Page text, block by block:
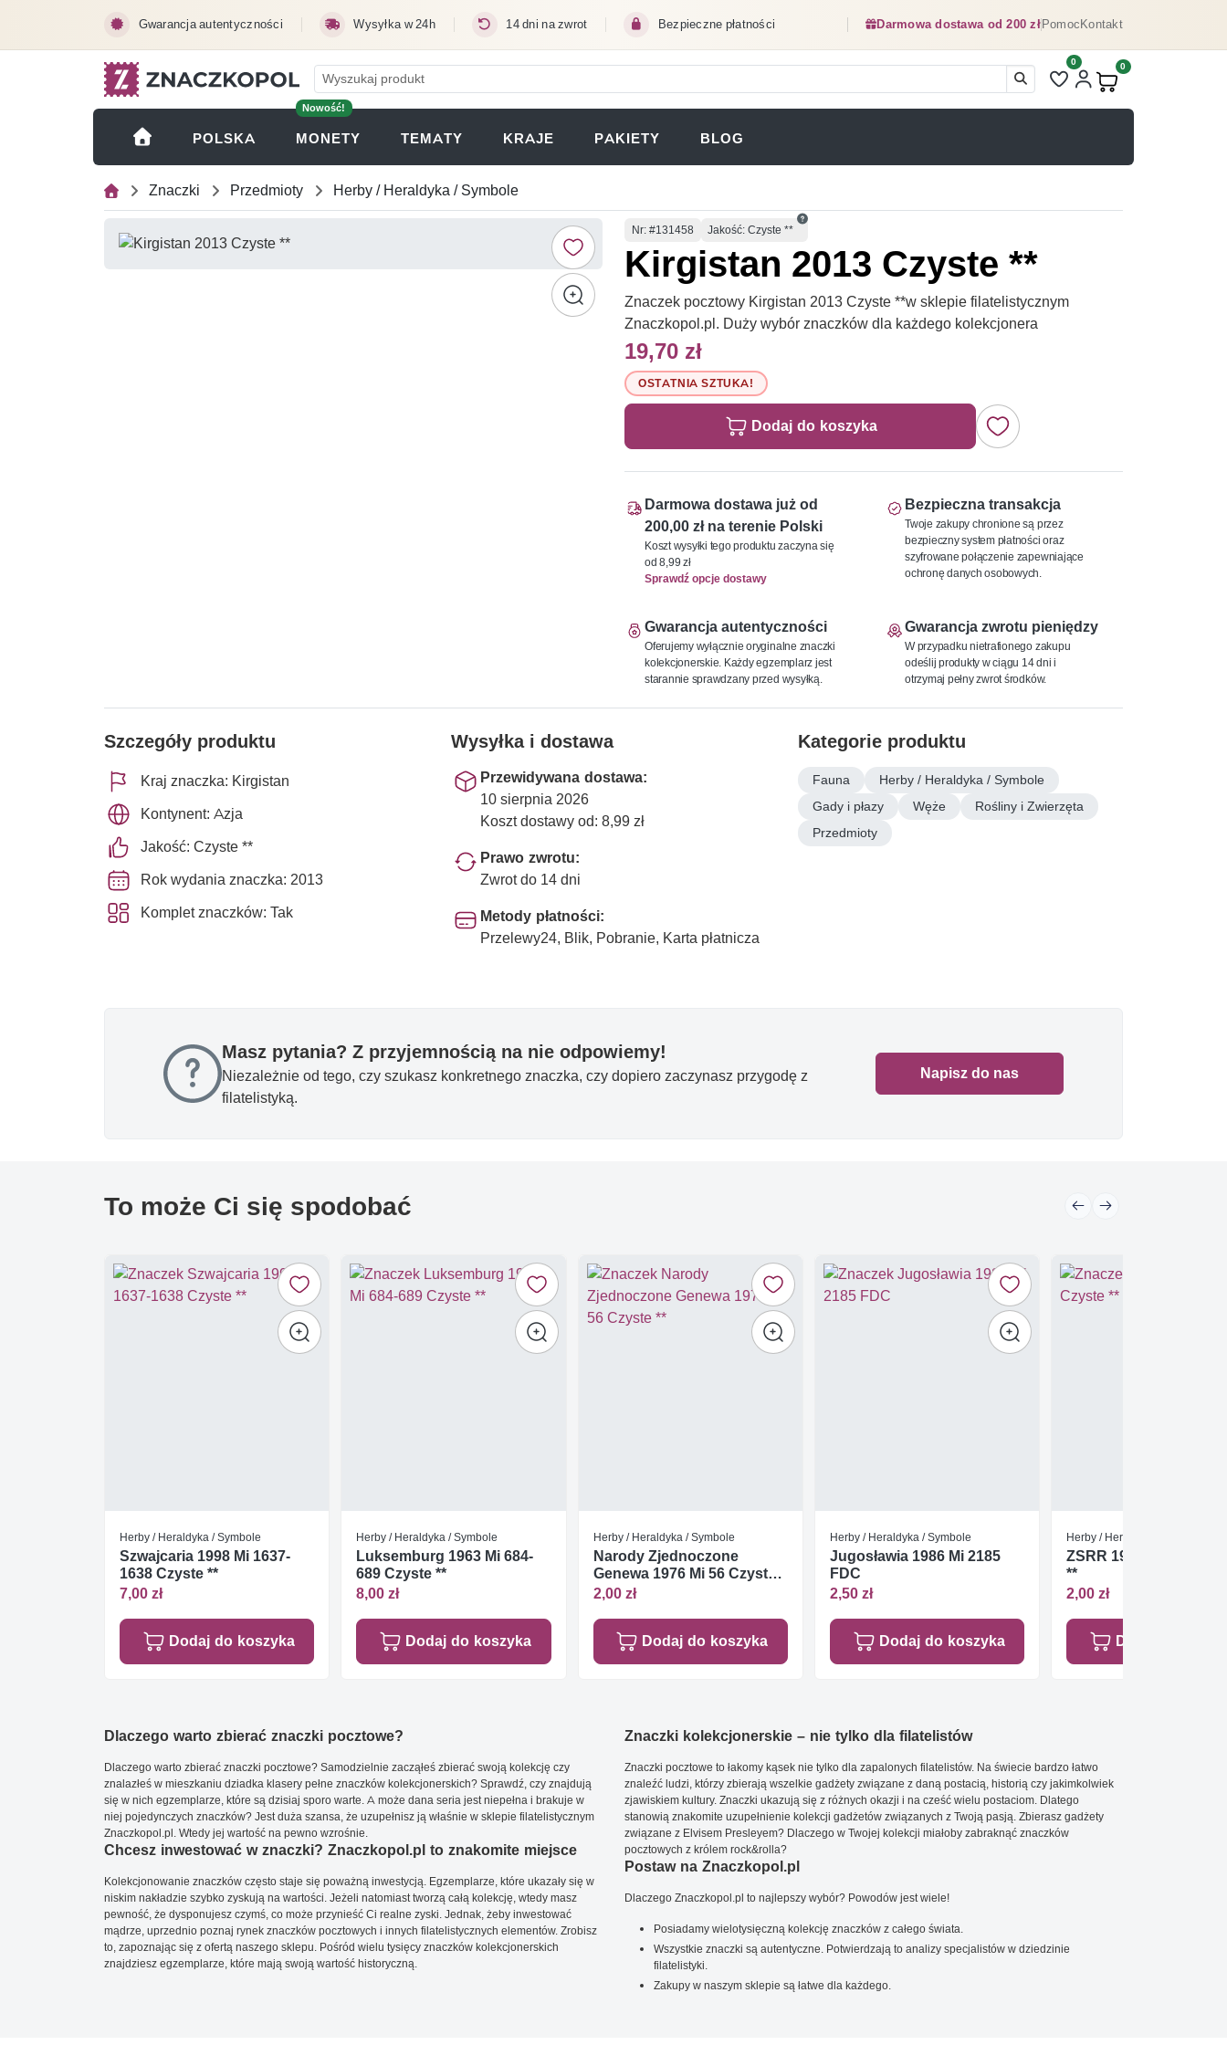
Gwarancja autentyczności Wysyłka w 24h 14 dni na zwrot Bezpieczne płatności Darmowa dostawa od 200 złPomocKontakt
Liczba pozycji na liście
0
Produkty w koszyku:
0
POLSKA
Nowość!
MONETY (OTWIERA SIĘ W NOWEJ KARCIE)
TEMATY KRAJE PAKIETY BLOG
Znaczki Przedmioty Herby / Heraldyka / Symbole
Numer
Nr: #131458 Jakość: Czyste **
Kirgistan 2013 Czyste **
Znaczek pocztowy Kirgistan 2013 Czyste **w sklepie filatelistycznym
Znaczkopol.pl. Duży wybór znaczków dla każdego kolekcjonera
19,70 zł
OSTATNIA SZTUKA!
Dodaj do koszyka
Darmowa dostawa już od
200,00 zł na terenie Polski
Koszt wysyłki tego produktu zaczyna się
od 8,99 zł
Sprawdź opcje dostawy
Bezpieczna transakcja
Twoje zakupy chronione są przez
bezpieczny system płatności oraz
szyfrowane połączenie zapewniające
ochronę danych osobowych.
Gwarancja autentyczności
Oferujemy wyłącznie oryginalne znaczki
kolekcjonerskie. Każdy egzemplarz jest
starannie sprawdzany przed wysyłką.
Gwarancja zwrotu pieniędzy
W przypadku nietrafionego zakupu
odeślij produkty w ciągu 14 dni i
otrzymaj pełny zwrot środków.
Szczegóły produktu
Kraj znaczka: Kirgistan
Kontynent: Azja
Jakość: Czyste **
Rok wydania znaczka: 2013
Komplet znaczków: Tak
Wysyłka i dostawa
Przewidywana dostawa:
10 sierpnia 2026
Koszt dostawy od: 8,99 zł
Prawo zwrotu:
Zwrot do 14 dni
Metody płatności:
Przelewy24, Blik, Pobranie, Karta płatnicza
Kategorie produktu
Fauna
Herby / Heraldyka / Symbole
Gady i płazy
Węże
Rośliny i Zwierzęta
Przedmioty
Masz pytania? Z przyjemnością na nie odpowiemy!
Niezależnie od tego, czy szukasz konkretnego znaczka, czy dopiero zaczynasz przygodę z
filatelistyką.
Napisz do nas
To może Ci się spodobać
Herby / Heraldyka / Symbole
Szwajcaria 1998 Mi 1637-
1638 Czyste **
7,00 zł
Dodaj do koszyka
Herby / Heraldyka / Symbole
Luksemburg 1963 Mi 684-
689 Czyste **
8,00 zł
Dodaj do koszyka
Herby / Heraldyka / Symbole
Narody Zjednoczone
Genewa 1976 Mi 56 Czyste
**
2,00 zł
Dodaj do koszyka
Herby / Heraldyka / Symbole
Jugosławia 1986 Mi 2185
FDC
2,50 zł
Dodaj do koszyka
Herby / Heraldyka / Symbole
ZSRR 1976 Mi 4515
**
2,00 zł
Dodaj do
Dlaczego warto zbierać znaczki pocztowe?
Dlaczego warto zbierać znaczki pocztowe? Samodzielnie zacząłeś zbierać swoją kolekcję czy
znalazłeś w mieszkaniu dziadka klasery pełne znaczków kolekcjonerskich? Sprawdź, czy znajdują
się w nich egzemplarze, które są dzisiaj sporo warte. A może dana seria jest niepełna i brakuje w
niej pojedynczych znaczków? Jest duża szansa, że uzupełnisz ją właśnie w sklepie filatelistycznym
Znaczkopol.pl. Wtedy jej wartość na pewno wzrośnie.
Chcesz inwestować w znaczki? Znaczkopol.pl to znakomite miejsce
Kolekcjonowanie znaczków często staje się poważną inwestycją. Egzemplarze, które ukazały się w
niskim nakładzie szybko zyskują na wartości. Jeżeli natomiast tworzą całą kolekcję, wtedy masz
pewność, że dysponujesz czymś, co może przynieść Ci realne zyski. Jednak, żeby inwestować
mądrze, uprzednio poznaj rynek znaczków pocztowych i innych filatelistycznych elementów. Zrobisz
to, zapoznając się z ofertą naszego sklepu. Pośród wielu tysięcy znaczków kolekcjonerskich
znajdziesz egzemplarze, które mają swoją wartość historyczną.
Znaczki kolekcjonerskie – nie tylko dla filatelistów
Znaczki pocztowe to łakomy kąsek nie tylko dla zapalonych filatelistów. Na świecie bardzo łatwo
znaleźć ludzi, którzy zbierają wszelkie gadżety związane z daną postacią, historią czy jakimkolwiek
zjawiskiem kultury. Znaczki ukazują się z różnych okazji i na cześć wielu postaciom. Dlatego
stanowią znakomite uzupełnienie kolekcji gadżetów związanych z Twoją pasją. Zbierasz gadżety
związane z Elvisem Presleyem? Dlaczego w Twojej kolekcji miałoby zabraknąć znaczków
pocztowych z królem rock&rolla?
Postaw na Znaczkopol.pl
Dlaczego Znaczkopol.pl to najlepszy wybór? Powodów jest wiele!
Posiadamy wielotysięczną kolekcję znaczków z całego świata.
Wszystkie znaczki są autentyczne. Potwierdzają to analizy specjalistów w dziedzinie
filatelistyki.
Zakupy w naszym sklepie są łatwe dla każdego.